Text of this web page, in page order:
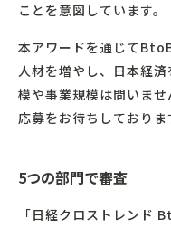
ことを意図しています。
本アワードを通じて
人材を増やし、日本経
模や事業規模は問いま
応募をお待ちしておりま
5つの部門で審査
「日経クロストレンド